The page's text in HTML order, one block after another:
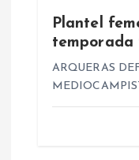
Plantel
temporada
ARQUERAS